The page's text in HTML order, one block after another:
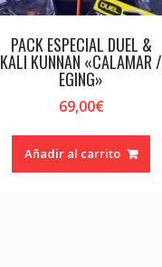
PACK ESPECIAL DUEL &
KALI KUNNAN «CALAMAR /
EGING»
69,00€
Añadir al carrito